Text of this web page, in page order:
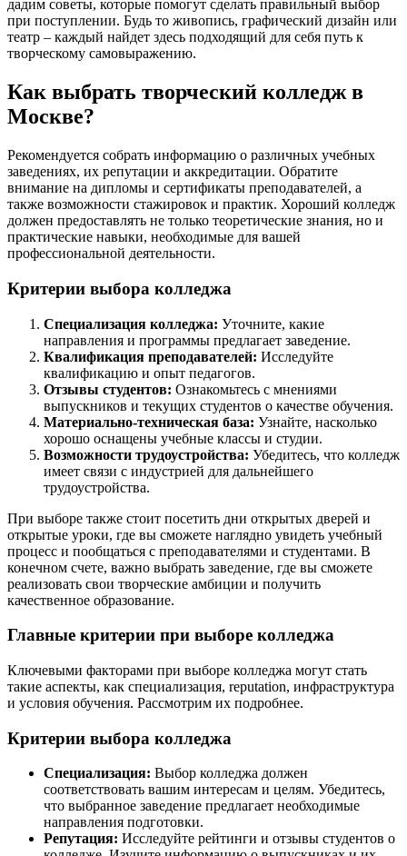
дадим советы, которые помогут сделать правильный выбор
при поступлении. Будь то живопись, графический дизайн или
театр – каждый найдет здесь подходящий для себя путь к
творческому самовыражению.
Как выбрать творческий колледж в
Москве?
Рекомендуется собрать информацию о различных учебных
заведениях, их репутации и аккредитации. Обратите
внимание на дипломы и сертификаты преподавателей, а
также возможности стажировок и практик. Хороший колледж
должен предоставлять не только теоретические знания, но и
практические навыки, необходимые для вашей
профессиональной деятельности.
Критерии выбора колледжа
Специализация колледжа: Уточните, какие
направления и программы предлагает заведение.
Квалификация преподавателей: Исследуйте
квалификацию и опыт педагогов.
Отзывы студентов: Ознакомьтесь с мнениями
выпускников и текущих студентов о качестве обучения.
Материально-техническая база: Узнайте, насколько
хорошо оснащены учебные классы и студии.
Возможности трудоустройства: Убедитесь, что колледж
имеет связи с индустрией для дальнейшего
трудоустройства.
При выборе также стоит посетить дни открытых дверей и
открытые уроки, где вы сможете наглядно увидеть учебный
процесс и пообщаться с преподавателями и студентами. В
конечном счете, важно выбрать заведение, где вы сможете
реализовать свои творческие амбиции и получить
качественное образование.
Главные критерии при выборе колледжа
Ключевыми факторами при выборе колледжа могут стать
такие аспекты, как специализация, reputation, инфраструктура
и условия обучения. Рассмотрим их подробнее.
Критерии выбора колледжа
Специализация: Выбор колледжа должен
соответствовать вашим интересам и целям. Убедитесь,
что выбранное заведение предлагает необходимые
направления подготовки.
Репутация: Исследуйте рейтинги и отзывы студентов о